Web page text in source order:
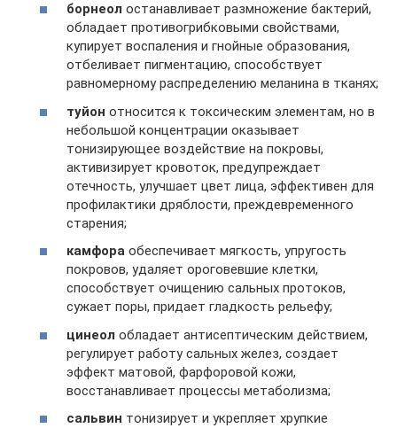
борнеол останавливает размножение бактерий,
обладает противогрибковыми свойствами,
купирует воспаления и гнойные образования,
отбеливает пигментацию, способствует
равномерному распределению меланина в тканях;
туйон относится к токсическим элементам, но в
небольшой концентрации оказывает
тонизирующее воздействие на покровы,
активизирует кровоток, предупреждает
отечность, улучшает цвет лица, эффективен для
профилактики дряблости, преждевременного
старения;
камфора обеспечивает мягкость, упругость
покровов, удаляет ороговевшие клетки,
способствует очищению сальных протоков,
сужает поры, придает гладкость рельефу;
цинеол обладает антисептическим действием,
регулирует работу сальных желез, создает
эффект матовой, фарфоровой кожи,
восстанавливает процессы метаболизма;
сальвин тонизирует и укрепляет хрупкие